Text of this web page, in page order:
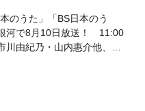
のうた」「BS日本のう
河で8月10日放送！ 11:00
川由紀乃・山内惠介他、